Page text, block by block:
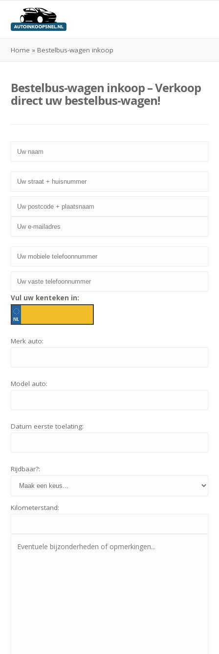
Home » Bestelbus-wagen inkoop
Bestelbus-wagen inkoop – Verkoop
direct uw bestelbus-wagen!
Vul uw kenteken in:
Merk auto:
Model auto:
Datum eerste toelating:
Rijdbaar?:
Kilometerstand: